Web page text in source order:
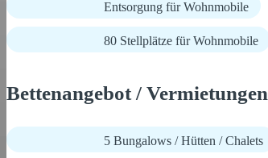
Entsorgung für Wohnmobile
80 Stellplätze für Wohnmobile
Bettenangebot / Vermietungen
5 Bungalows / Hütten / Chalets